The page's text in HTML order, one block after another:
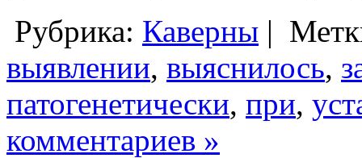
Рубрика: Каверны |
выявлении, выяснилось,
патогенетически, при,
комментариев »